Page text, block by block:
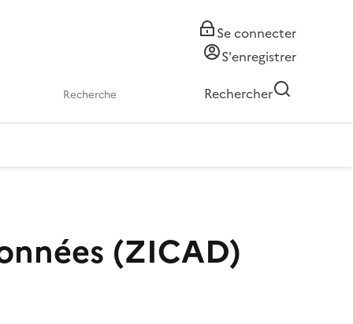
Se connecter
S'enregistrer
Rechercher
(ZICAD)